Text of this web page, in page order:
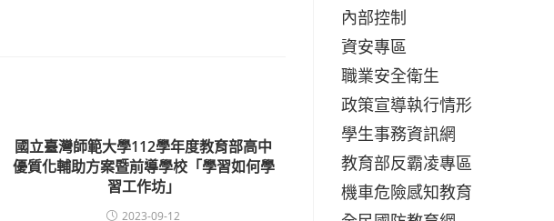
國立臺灣師範大學112學年度教育部高中
優質化輔助方案暨前導學校「學習如何學
習工作坊」
2023-09-12
內部控制
資安專區
職業安全衛生
政策宣導執行情形
學生事務資訊網
教育部反霸凌專區
機車危險感知教育